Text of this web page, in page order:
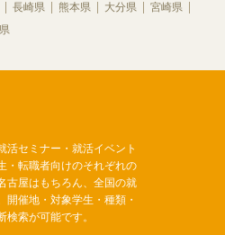
長崎県 熊本県 大分県
宮崎県
活セミナー・就活イベント
・転職者向けのそれぞれの
古屋はもちろん、全国の就
催地・対象学生・種類・
索が可能です。